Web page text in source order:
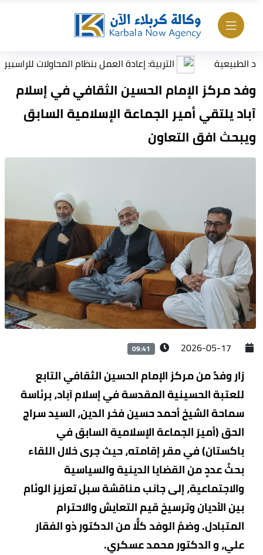
التربية: إعادة العمل بنظام المحاولات للراسبين
وفد مركز الإمام الحسين الثقافي في إسلام
آباد يلتقي أمير الجماعة الإسلامية السابق
ويبحث افق التعاون
2026-05-17
09:41
زار وفدٌ من مركز الإمام الحسين الثقافي التابع
للعتبة الحسينية المقدسة في إسلام آباد، برئاسة
سماحة الشيخ أحمد حسين فخر الدين، السيد سراج
الحق (أميرَ الجماعة الإسلامية السابق في
باكستان) في مقر إقامته، حيث جرى خلال اللقاء
بحثُ عددٍ من القضايا الدينية والسياسية
والاجتماعية، إلى جانب مناقشة سبل تعزيز الوئام
بين الأديان وترسيخ قيم التعايش والاحترام
المتبادل. وضمّ الوفد كلًّا من الدكتور ذو الفقار
علي، و الدكتور محمد عسكري.